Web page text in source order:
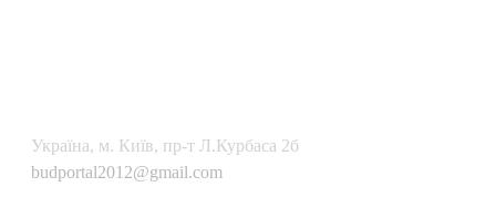
Українa, м. Київ, пр-т Л.Курбаса 2б
budportal2012@gmail.com